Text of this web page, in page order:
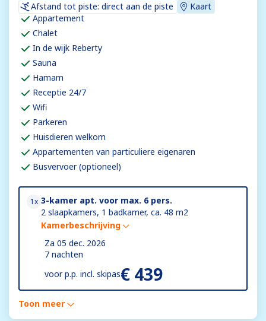
Afstand tot piste: direct aan de piste
Kaart
Appartement
Chalet
In de wijk Reberty
Sauna
Hamam
Receptie 24/7
Wifi
Parkeren
Huisdieren welkom
Appartementen van particuliere eigenaren
Busvervoer (optioneel)
1x 3-kamer apt. voor max. 6 pers.
2 slaapkamers, 1 badkamer, ca. 48 m2
Kamerbeschrijving
Za 05 dec. 2026
7 nachten
voorp.p. incl. skipas€ 439
Toon meer